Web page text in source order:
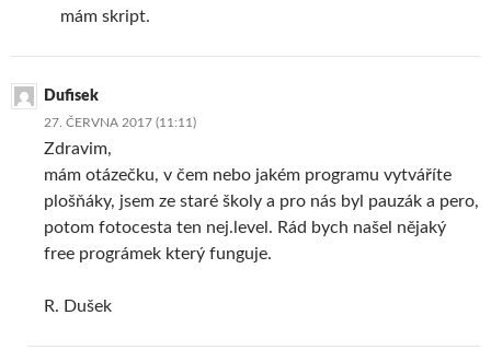
mám skript.
Dufisek
27. ČERVNA 2017 (11:11)
Zdravim,
mám otázečku, v čem nebo jakém programu vytváříte
plošňáky, jsem ze staré školy a pro nás byl pauzák a pero,
potom fotocesta ten nej.level. Rád bych našel nějaký
free prográmek který funguje.
R. Dušek